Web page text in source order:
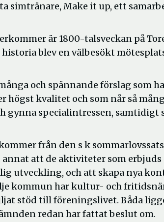
simtränare, Make it up, ett
är 1800-talsveckan på
blev en välbesökt
och spännande förslag som
högst kvalitet och som når så
gynna specialintressen, samtidigt
från den s k
att de aktiviteter som erbjuds
utveckling, och att skapa nya
kommun har kultur- och
stöd till föreningslivet. Båda
redan har fattat beslut om.